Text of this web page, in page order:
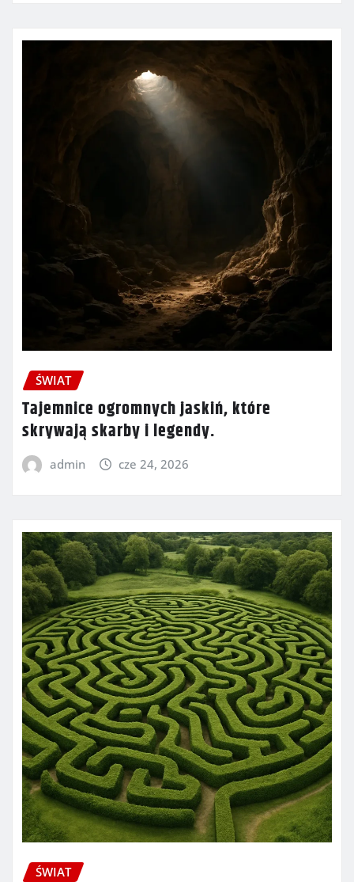
ŚWIAT
Tajemnice ogromnych jaskiń, które
skrywają skarby i legendy.
admin cze 24, 2026
ŚWIAT